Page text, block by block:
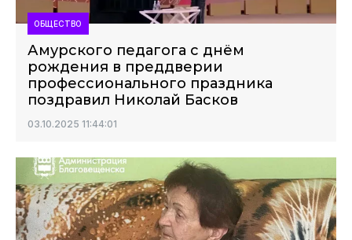
ОБЩЕСТВО
Амурского педагога с днём
рождения в преддверии
профессионального праздника
поздравил Николай Басков
03.10.2025 11:44:01